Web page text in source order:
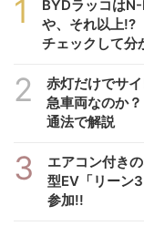
1
BYDラッコは
や、それ以上!?
チェックして分
2
赤灯だけでサ
急車両なのか
通法で解説
3
エアコン付き
型EV「リーン
参加!!